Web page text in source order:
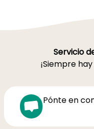
Servicio
¡Siempre
Pónte en